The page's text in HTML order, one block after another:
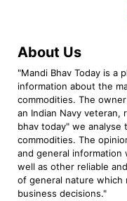
About Us
"Mandi Bhav Today is a
information about the
commodities. The
an Indian Navy veteran,
bhav today" we
commodities. The
and general
well as other reliable
of general nature which
business decisions."